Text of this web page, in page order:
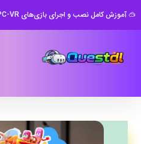
🥽 آموزش کامل نصب و اجرای بازی‌های PC-VR روی هدست Meta Quest